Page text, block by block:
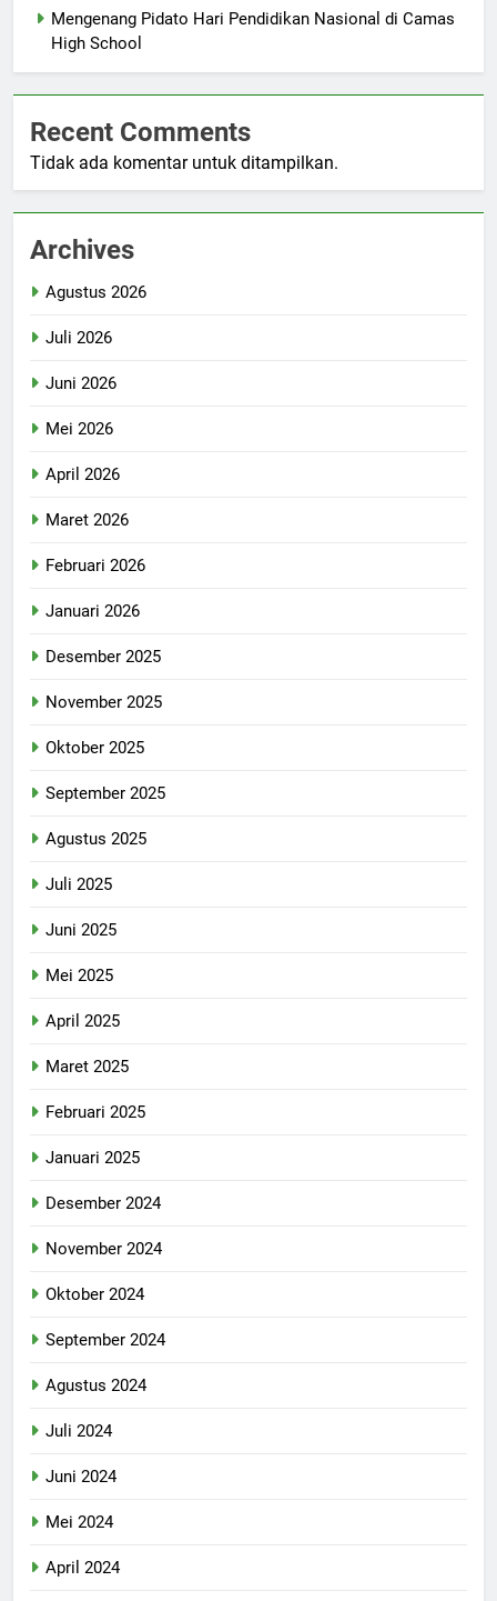
Mengenang Pidato Hari Pendidikan Nasional di Camas
High School
Recent Comments
Tidak ada komentar untuk ditampilkan.
Archives
Agustus 2026
Juli 2026
Juni 2026
Mei 2026
April 2026
Maret 2026
Februari 2026
Januari 2026
Desember 2025
November 2025
Oktober 2025
September 2025
Agustus 2025
Juli 2025
Juni 2025
Mei 2025
April 2025
Maret 2025
Februari 2025
Januari 2025
Desember 2024
November 2024
Oktober 2024
September 2024
Agustus 2024
Juli 2024
Juni 2024
Mei 2024
April 2024